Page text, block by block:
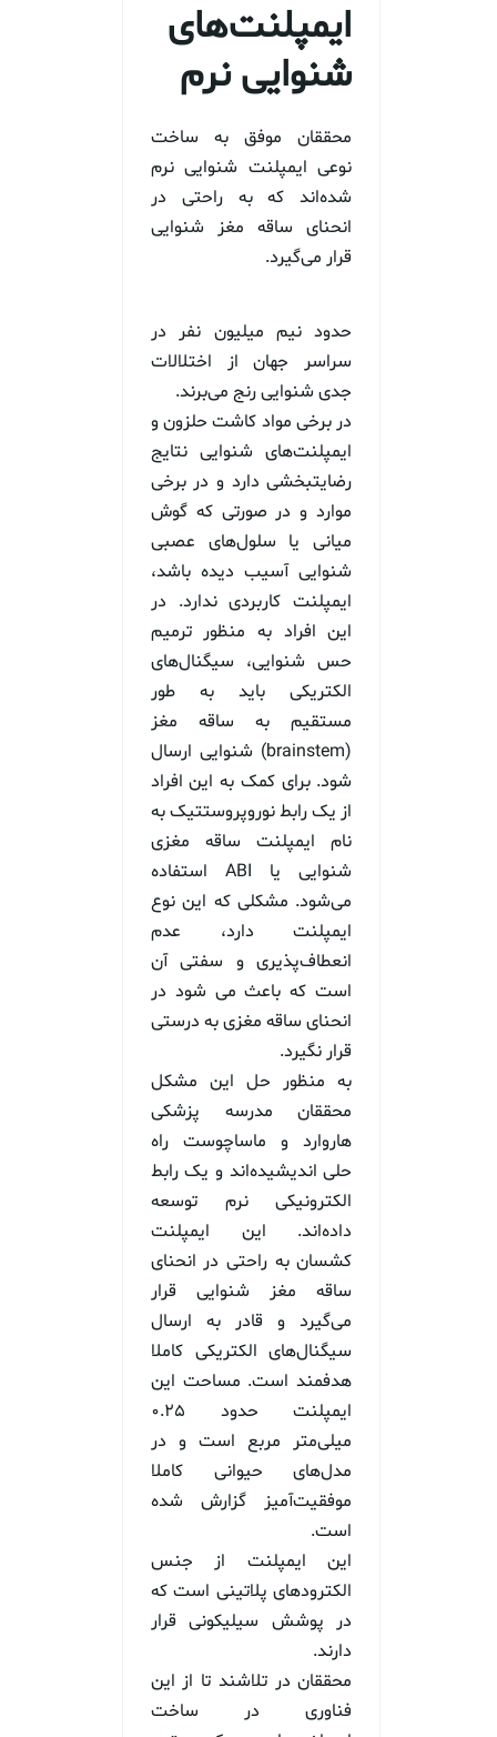
ایمپلنت‌های
شنوایی نرم
محققان موفق به ساخت
نوعی ایمپلنت‌ شنوایی نرم
شده‌اند که به راحتی در
انحنای ساقه مغز شنوایی
قرار می‌گیرد.
حدود نیم میلیون نفر در
سراسر جهان از اختلالات
جدی شنوایی رنج می‌برند.
در برخی مواد کاشت حلزون و
ایمپلنت‌های شنوایی نتایج
رضایتبخشی دارد و در برخی
موارد و در صورتی که گوش
میانی یا سلول‌های عصبی
شنوایی آسیب دیده باشد،
ایمپلنت کاربردی ندارد. در
این افراد به منظور ترمیم
حس شنوایی، سیگنال‌های
الکتریکی باید به طور
مستقیم به ساقه مغز
(brainstem) شنوایی ارسال
شود. برای کمک به این افراد
از یک رابط نوروپروستتیک به
نام ایمپلنت ساقه مغزی
شنوایی یا ABI استفاده
می‌شود. مشکلی که این نوع
ایمپلنت‌ دارد، عدم
انعطاف‌پذیری و سفتی آن
است که باعث می شود در
انحنای ساقه مغزی به درستی
قرار نگیرد.
به منظور حل این مشکل
محققان مدرسه پزشکی
هاروارد و ماساچوست راه
حلی اندیشیده‌اند و یک رابط
الکترونیکی نرم توسعه
داده‌اند. این ایمپلنت
کشسان به راحتی در انحنای
ساقه مغز شنوایی قرار
می‌گیرد و قادر به ارسال
سیگنال‌های الکتریکی کاملا
هدفمند است. مساحت این
ایمپلنت حدود ۰.۲۵
میلی‌متر مربع است و در
مدل‌های حیوانی کاملا
موفقیت‌آمیز گزارش شده
است.
این ایمپلنت از جنس
الکترودهای پلاتینی است که
در پوشش سیلیکونی قرار
دارند.
محققان در تلاشند تا از این
فناوری در ساخت